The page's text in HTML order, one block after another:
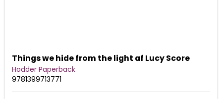
Things we hide from the light af Lucy Score
Hodder Paperback
9781399713771